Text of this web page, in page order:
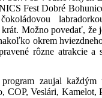
Fest Dobré
Možno povedať, že
okrem
rôzne atrakcie
program zaujal
COP, Veslári, Kamelot,